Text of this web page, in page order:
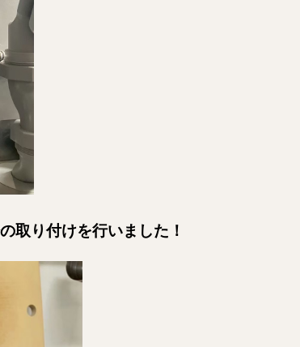
取り付けを行いました！